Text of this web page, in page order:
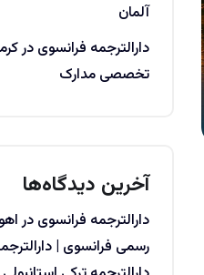
آلمان
دارالترجمه فرانسوی در
تخصصی مدارک
آخرین دیدگاه‌ها
دارالترجمه فرانسوی در
رسمی فرانسوی |